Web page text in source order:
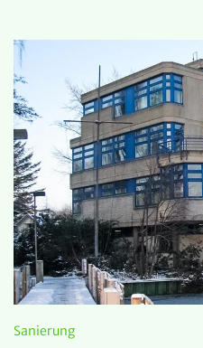
Sanierung